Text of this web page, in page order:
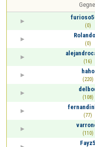
(0)
(0)
(16)
haho
(220)
(108)
(77)
(110)
Fayz5